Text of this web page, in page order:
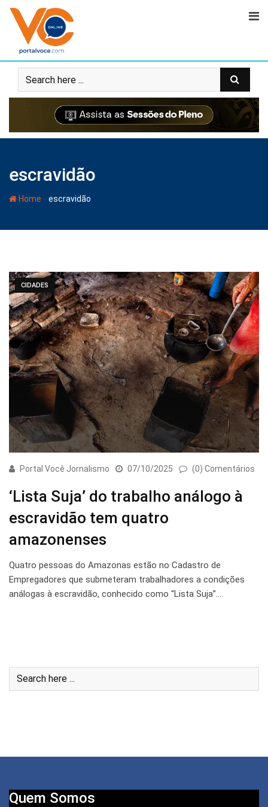
escravidão
Home - escravidão
CIDADES
Portal Você Jornalismo 07/10/2025 (0) Comentários
‘Lista Suja’ do trabalho análogo à
escravidão tem quatro
amazonenses
Quatro pessoas do Amazonas estão no Cadastro de
Empregadores que submeteram trabalhadores a condições
análogas à escravidão, conhecido como “Lista Suja”.…
Quem Somos